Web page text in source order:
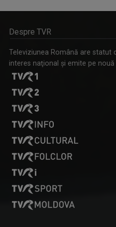
Tenis internațional la Târgu
finalele AXERIA Open WTA 125
Despre TVR
Televiziunea Română are statut
interes naţional şi emite pe nouă